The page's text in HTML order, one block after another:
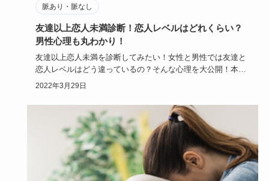
脈あり・脈なし
友達以上恋人未満診断！恋人レベルはどれくらい？
男性心理も丸わかり！
友達以上恋人未満を診断してみたい！女性と男性では友達と
恋人レベルはどう違っているの？そんな心理を大公開！本音
を知ったらデー…
2022年3月29日